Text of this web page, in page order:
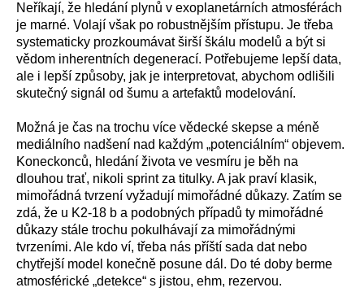
Neříkají, že hledání plynů v exoplanetárních atmosférách
je marné. Volají však po robustnějším přístupu. Je třeba
systematicky prozkoumávat širší škálu modelů a být si
vědom inherentních degenerací. Potřebujeme lepší data,
ale i lepší způsoby, jak je interpretovat, abychom odlišili
skutečný signál od šumu a artefaktů modelování.
Možná je čas na trochu více vědecké skepse a méně
mediálního nadšení nad každým „potenciálním“ objevem.
Koneckonců, hledání života ve vesmíru je běh na
dlouhou trať, nikoli sprint za titulky. A jak praví klasik,
mimořádná tvrzení vyžadují mimořádné důkazy. Zatím se
zdá, že u K2-18 b a podobných případů ty mimořádné
důkazy stále trochu pokulhávají za mimořádnými
tvrzeními. Ale kdo ví, třeba nás příští sada dat nebo
chytřejší model konečně posune dál. Do té doby berme
atmosférické „detekce“ s jistou, ehm, rezervou.